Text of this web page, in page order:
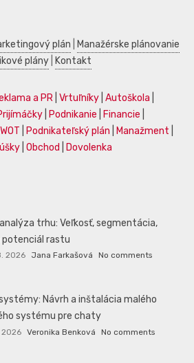
plán
Manažérske plánovanie
plány Kontakt
a PR Vrtuľníky Autoškola
Podnikanie Financie
Podnikateľský plán Manažment
Obchod Dovolenka
trhu: Veľkosť, segmentácia,
potenciál rastu
2026 Jana Farkašová No comments
Návrh a inštalácia malého
systému pre chaty
2026 Veronika Benková No comments